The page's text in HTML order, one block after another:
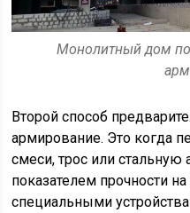
Монолитный дом
Второй способ
армирование. Это когда
смеси, трос или
показателем прочности
специальными